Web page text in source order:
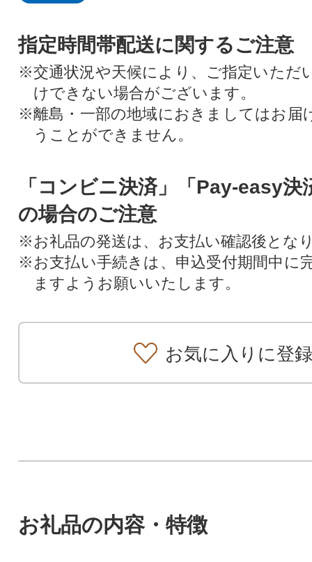
指定時間帯配送に関するご注意
※交通状況や天候により、ご指定いただ
けできない場合がございます。
※離島・一部の地域におきましてはお届
うことができません。
「コンビニ決済」「Pay-easy決
の場合のご注意
※お礼品の発送は、お支払い確認後とな
※お支払い手続きは、申込受付期間中に
ますようお願いいたします。
お気に入りに登録
お礼品の内容・特徴